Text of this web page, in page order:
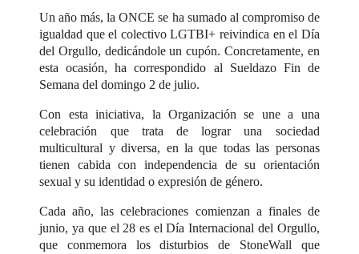
Un año más, la ONCE se ha sumado al compromiso de
igualdad que el colectivo LGTBI+ reivindica en el Día
del Orgullo, dedicándole un cupón. Concretamente, en
esta ocasión, ha correspondido al Sueldazo Fin de
Semana del domingo 2 de julio.
Con esta iniciativa, la Organización se une a una
celebración que trata de lograr una sociedad
multicultural y diversa, en la que todas las personas
tienen cabida con independencia de su orientación
sexual y su identidad o expresión de género.
Cada año, las celebraciones comienzan a finales de
junio, ya que el 28 es el Día Internacional del Orgullo,
que conmemora los disturbios de StoneWall que